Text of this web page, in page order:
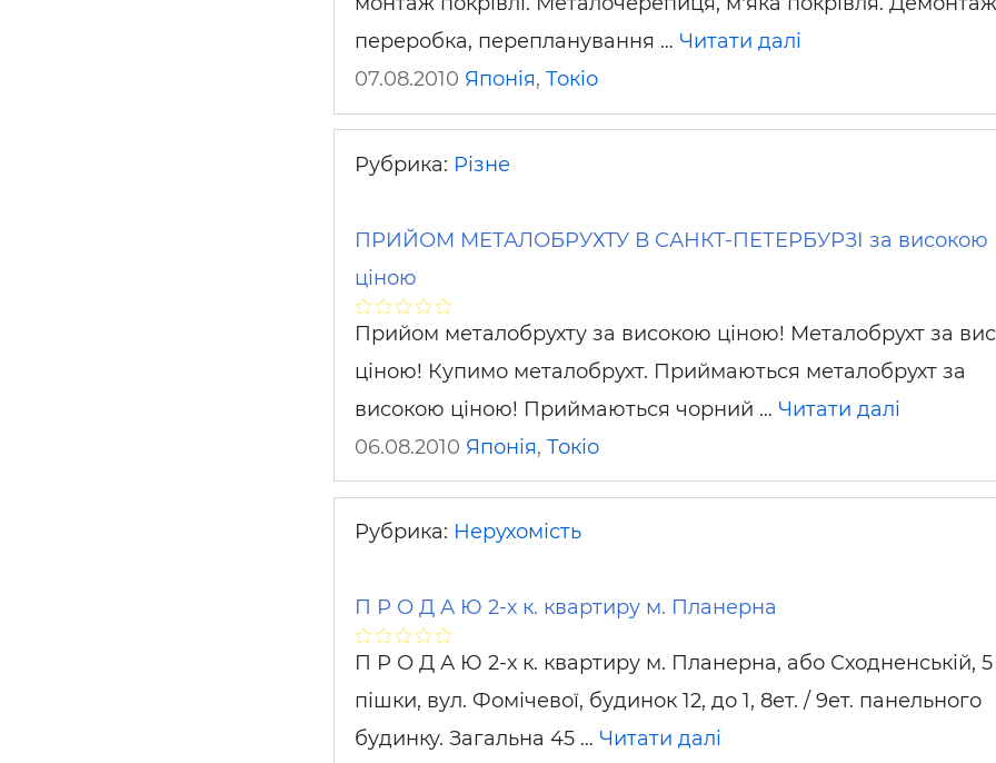
переробка, перепланування … Читати далі
07.08.2010 Японія, Токіо
Рубрика: Різне
ПРИЙОМ МЕТАЛОБРУХТУ В САНКТ-ПЕТЕРБУРЗІ за високою
ціною
Прийом металобрухту за високою ціною! Металобрухт за
ціною! Купимо металобрухт. Приймаються металобрухт за
високою ціною! Приймаються чорний … Читати далі
06.08.2010 Японія, Токіо
Рубрика: Нерухомість
П Р О Д А Ю 2-х к. квартиру м. Планерна
П Р О Д А Ю 2-х к. квартиру м. Планерна, або Сходненській, 5
пішки, вул. Фомічевої, будинок 12, до 1, 8ет. / 9ет. панельного
будинку. Загальна 45 … Читати далі